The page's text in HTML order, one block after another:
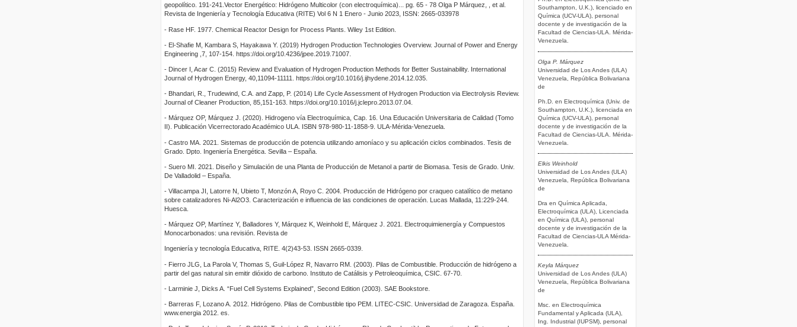
Southampton, U.K.), licenciado en
Química (UCV-ULA), personal
docente y de investigación de la
Facultad de Ciencias-ULA. Mérida-
Venezuela.
Olga P. Márquez
Universidad de Los Andes (ULA)
Venezuela, República Bolivariana
de
Ph.D. en Electroquímica (Univ. de
Southampton, U.K.), licenciada en
Química (UCV-ULA), personal
docente y de investigación de la
Facultad de Ciencias-ULA. Mérida-
Venezuela.
Elkis Weinhold
Universidad de Los Andes (ULA)
Venezuela, República Bolivariana
de
Dra en Química Aplicada,
Electroquímica (ULA), Licenciada
en Química (ULA), personal
docente y de investigación de la
Facultad de Ciencias-ULA Mérida-
Venezuela.
Keyla Márquez
Universidad de Los Andes (ULA)
Venezuela, República Bolivariana
de
Msc. en Electroquímica
Fundamental y Aplicada (ULA),
Ing. Industrial (IUPSM), personal
geopolítico. 191-241.Vector Energético: Hidrógeno Multicolor (con electroquímica)... pg. 65 - 78 Olga P Márquez, , et al.
Revista de Ingeniería y Tecnología Educativa (RITE) Vol 6 N 1 Enero - Junio 2023, ISSN: 2665-033978
- Rase HF. 1977. Chemical Reactor Design for Process Plants. Wiley 1st Edition.
- El-Shafie M, Kambara S, Hayakawa Y. (2019) Hydrogen Production Technologies Overview. Journal of Power and Energy
Engineering ,7, 107-154. https://doi.org/10.4236/jpee.2019.71007.
- Dincer I, Acar C. (2015) Review and Evaluation of Hydrogen Production Methods for Better Sustainability. International
Journal of Hydrogen Energy, 40,11094-11111. https://doi.org/10.1016/j.ijhydene.2014.12.035.
- Bhandari, R., Trudewind, C.A. and Zapp, P. (2014) Life Cycle Assessment of Hydrogen Production via Electrolysis Review.
Journal of Cleaner Production, 85,151-163. https://doi.org/10.1016/j.jclepro.2013.07.04.
- Márquez OP, Márquez J. (2020). Hidrogeno vía Electroquímica, Cap. 16. Una Educación Universitaria de Calidad (Tomo
II). Publicación Vicerrectorado Académico ULA. ISBN 978-980-11-1858-9. ULA-Mérida-Venezuela.
- Castro MA. 2021. Sistemas de producción de potencia utilizando amoníaco y su aplicación ciclos combinados. Tesis de
Grado. Dpto. Ingeniería Energética. Sevilla – España.
- Suero MI. 2021. Diseño y Simulación de una Planta de Producción de Metanol a partir de Biomasa. Tesis de Grado. Univ.
De Valladolid – España.
- Villacampa JI, Latorre N, Ubieto T, Monzón A, Royo C. 2004. Producción de Hidrógeno por craqueo catalítico de metano
sobre catalizadores Ni-Al2O3. Caracterización e influencia de las condiciones de operación. Lucas Mallada, 11:229-244.
Huesca.
- Márquez OP, Martínez Y, Balladores Y, Márquez K, Weinhold E, Márquez J. 2021. Electroquimienergía y Compuestos
Monocarbonados: una revisión. Revista de
Ingeniería y tecnología Educativa, RITE. 4(2)43-53. ISSN 2665-0339.
- Fierro JLG, La Parola V, Thomas S, Guil-López R, Navarro RM. (2003). Pilas de Combustible. Producción de hidrógeno a
partir del gas natural sin emitir dióxido de carbono. Instituto de Catálisis y Petroleoquímica, CSIC. 67-70.
- Larminie J, Dicks A. “Fuel Cell Systems Explained”, Second Edition (2003). SAE Bookstore.
- Barreras F, Lozano A. 2012. Hidrógeno. Pilas de Combustible tipo PEM. LITEC-CSIC. Universidad de Zaragoza. España.
www.energia 2012. es.